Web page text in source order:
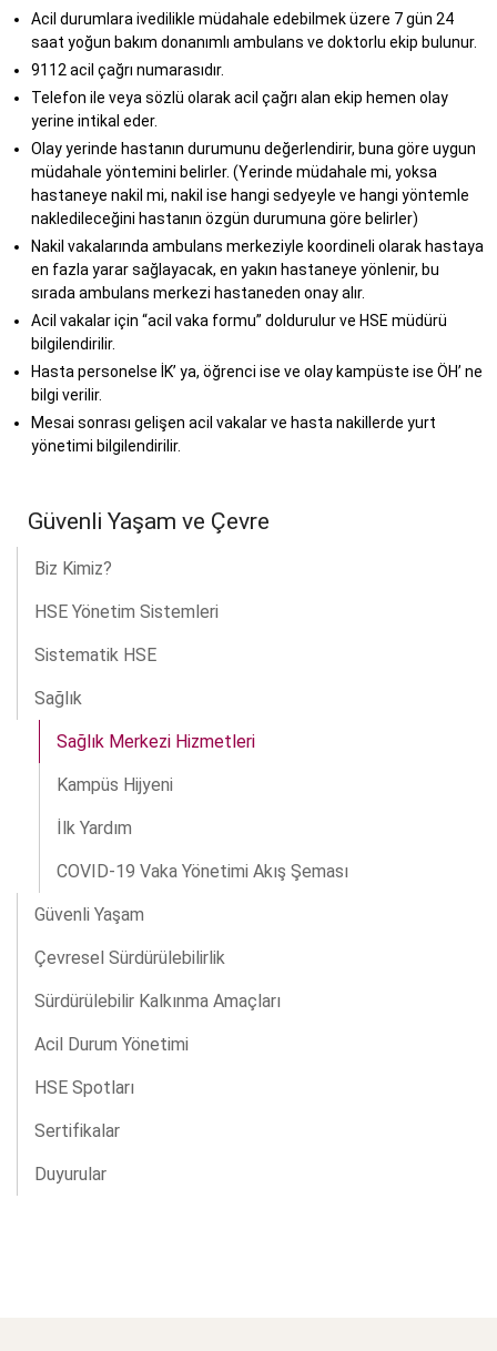
Acil durumlara ivedilikle müdahale edebilmek üzere 7 gün 24
saat yoğun bakım donanımlı ambulans ve doktorlu ekip bulunur.
9112 acil çağrı numarasıdır.
Telefon ile veya sözlü olarak acil çağrı alan ekip hemen olay
yerine intikal eder.
Olay yerinde hastanın durumunu değerlendirir, buna göre uygun
müdahale yöntemini belirler. (Yerinde müdahale mi, yoksa
hastaneye nakil mi, nakil ise hangi sedyeyle ve hangi yöntemle
nakledileceğini hastanın özgün durumuna göre belirler)
Nakil vakalarında ambulans merkeziyle koordineli olarak hastaya
en fazla yarar sağlayacak, en yakın hastaneye yönlenir, bu
sırada ambulans merkezi hastaneden onay alır.
Acil vakalar için “acil vaka formu” doldurulur ve HSE müdürü
bilgilendirilir.
Hasta personelse İK’ ya, öğrenci ise ve olay kampüste ise ÖH’ ne
bilgi verilir.
Mesai sonrası gelişen acil vakalar ve hasta nakillerde yurt
yönetimi bilgilendirilir.
Güvenli Yaşam ve Çevre
Biz Kimiz?
HSE Yönetim Sistemleri
Sistematik HSE
Sağlık
Sağlık Merkezi Hizmetleri
Kampüs Hijyeni
İlk Yardım
COVID-19 Vaka Yönetimi Akış Şeması
Güvenli Yaşam
Çevresel Sürdürülebilirlik
Sürdürülebilir Kalkınma Amaçları
Acil Durum Yönetimi
HSE Spotları
Sertifikalar
Duyurular